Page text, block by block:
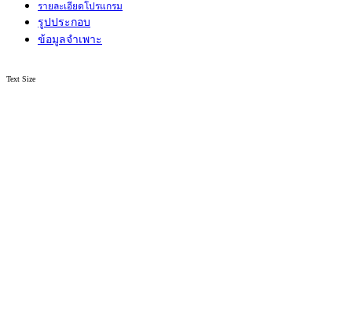
รายละเอียดโปรแกรม
รูปประกอบ
ข้อมูลจำเพาะ
Text Size